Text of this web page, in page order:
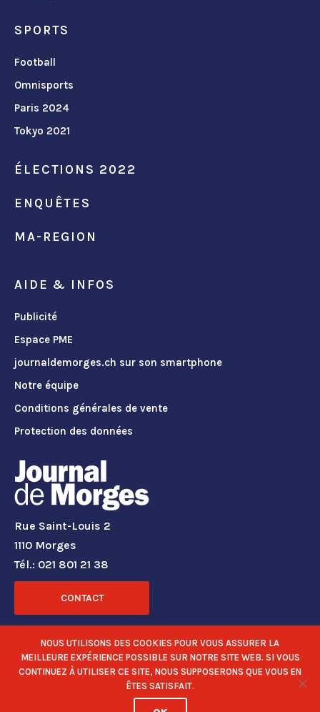
SPORTS
Football
Omnisports
Paris 2024
Tokyo 2021
ÉLECTIONS 2022
ENQUÊTES
MA-REGION
AIDE & INFOS
Publicité
Espace PME
journaldemorges.ch sur son smartphone
Notre équipe
Conditions générales de vente
Protection des données
Rue Saint-Louis 2
1110 Morges
Tél.: 021 801 21 38
CONTACT
RÉSEAUX SOCIAUX
NOUS UTILISONS DES COOKIES POUR VOUS ASSURER LA
MEILLEURE EXPÉRIENCE POSSIBLE SUR NOTRE SITE WEB. SI VOUS
CONTINUEZ À UTILISER CE SITE, NOUS SUPPOSERONS QUE VOUS EN
ÊTES SATISFAIT.